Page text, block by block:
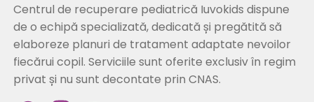
Centrul de recuperare pediatrică Iuvokids dispune
de o echipă specializată, dedicată și pregătită să
elaboreze planuri de tratament adaptate nevoilor
fiecărui copil. Serviciile sunt oferite exclusiv în regim
privat și nu sunt decontate prin CNAS.